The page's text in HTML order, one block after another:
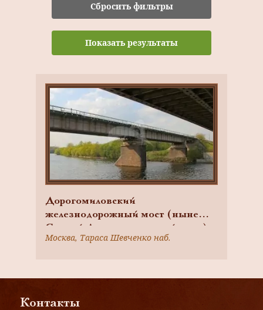
Сбросить фильтры
Показать результаты
Дорогомиловский
железнодорожный мост (ныне
Старый Дорогомиловский мост),
1905-1907 гг., арх. А.Н.
Москва, Тараса Шевченко наб.
Контакты